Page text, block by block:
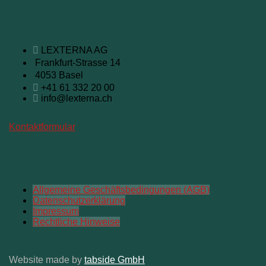
LEXTERNA AG
Frankfurt-Strasse 14
4053 Basel
+41 61 332 20 00
info@lexterna.ch
Kontaktformular
Allgemeine Geschäftsbedingungen (AGB)
Datenschutzerklärung
Impressum
Rechtliche Hinweise
Website made by tabside GmbH